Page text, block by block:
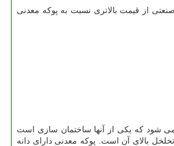
از قیمت بالاتری نسبت به پوکه معدنی
‌شود که یکی از آنها ساختمان سازی است
بالای آن است. پوکه معدنی دارای دانه